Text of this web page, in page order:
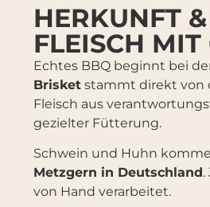
HERKUNFT
FLEISCH
Echtes BBQ beginnt bei
Brisket stammt direkt von
Fleisch aus
gezielter Fütterung.
Schwein und Huhn
Metzgern in Deutschland .
von Hand verarbeitet.